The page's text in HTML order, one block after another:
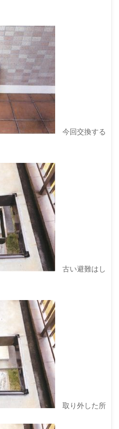
今回交換する
古い避難はし
取り外した所